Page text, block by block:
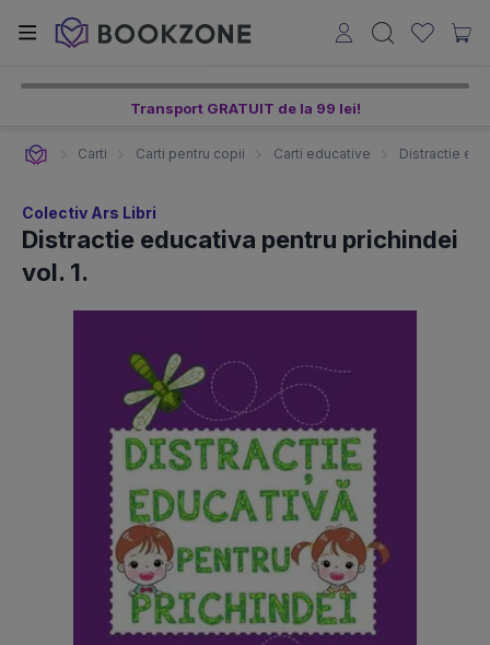
Transport GRATUIT de la 99 lei!
Carti Carti pentru copii Carti educative Distractie
Colectiv Ars Libri
Distractie educativa pentru prichindei
vol. 1.